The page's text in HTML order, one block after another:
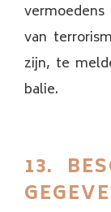
van
zijn, te
balie.
13.